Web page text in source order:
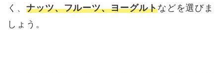
く、 ナッツ、フルーツ、ヨーグルトなどを選びま
しょう。